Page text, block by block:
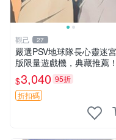
觀己 27
嚴選PSV地球隊長心靈迷
版限量遊戲機，典藏推薦
ntendo掌上型遊戲 心靈迷宮
PSV 地球隊長 日本版本 當
遊戲機 PSV 地球隊長 心靈
$3,040 95折
折扣碼